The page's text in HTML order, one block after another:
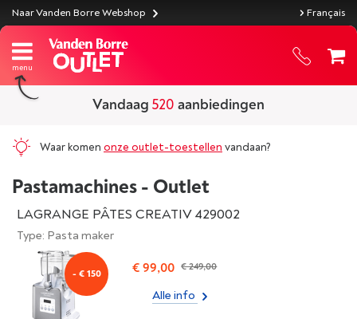
Naar Vanden Borre Webshop Français
Vandaag 520 aanbiedingen
Waar komen onze outlet-toestellen vandaan?
Pastamachines - Outlet
LAGRANGE PÂTES CREATIV 429002
Type: Pasta maker
- € 150 € 99,00 € 249,00
Alle info